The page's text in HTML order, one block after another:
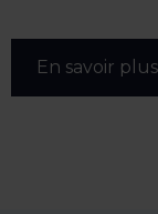
En savoir plus